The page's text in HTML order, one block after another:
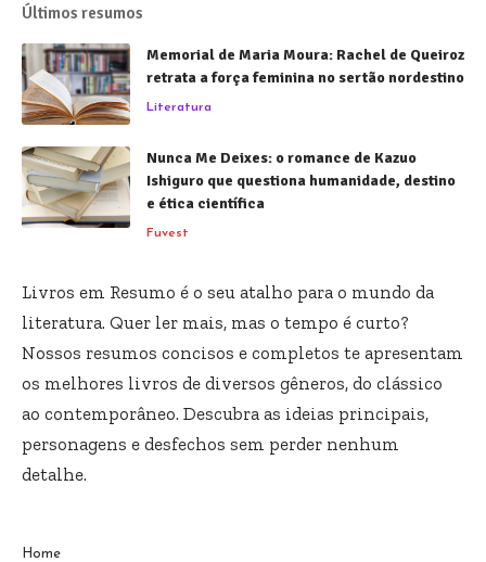
Últimos resumos
Memorial de Maria Moura: Rachel de Queiroz
retrata a força feminina no sertão nordestino
Literatura
Nunca Me Deixes: o romance de Kazuo
Ishiguro que questiona humanidade, destino
e ética científica
Fuvest
Livros em Resumo é o seu atalho para o mundo da
literatura. Quer ler mais, mas o tempo é curto?
Nossos resumos concisos e completos te apresentam
os melhores livros de diversos gêneros, do clássico
ao contemporâneo. Descubra as ideias principais,
personagens e desfechos sem perder nenhum
detalhe.
Home